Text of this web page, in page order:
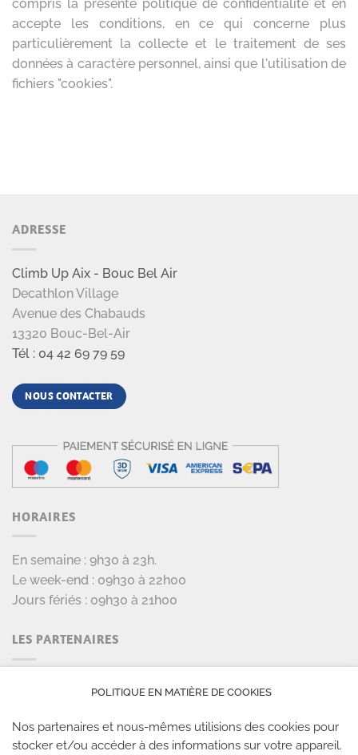
ADRESSE
Climb Up Aix - Bouc Bel Air
Decathlon Village
Avenue des Chabauds
13320 Bouc-Bel-Air
Tél : 04 42 69 79 59
NOUS CONTACTER
HORAIRES
En semaine : 9h30 à 23h.
Le week-end : 09h30 à 22h00
Jours fériés : 09h30 à 21h00
LES PARTENAIRES
POLITIQUE EN MATIÈRE DE COOKIES
Nos partenaires et nous-mêmes utilisions des cookies pour
stocker et/ou accéder à des informations sur votre appareil.